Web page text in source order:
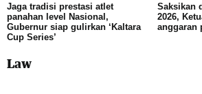
Jaga tradisi prestasi atlet
panahan level Nasional,
Gubernur siap gulirkan ‘Kaltara
Cup Series’
Saksikan
2026,
anggaran
Law